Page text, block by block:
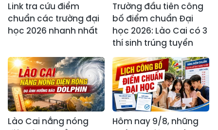
Link tra cứu điểm
chuẩn các trường đại
học 2026 nhanh nhất
Trường đầu tiên công
bố điểm chuẩn Đại
học 2026: Lào Cai có 3
thí sinh trúng tuyển
Lào Cai nắng nóng
Hôm nay 9/8, những